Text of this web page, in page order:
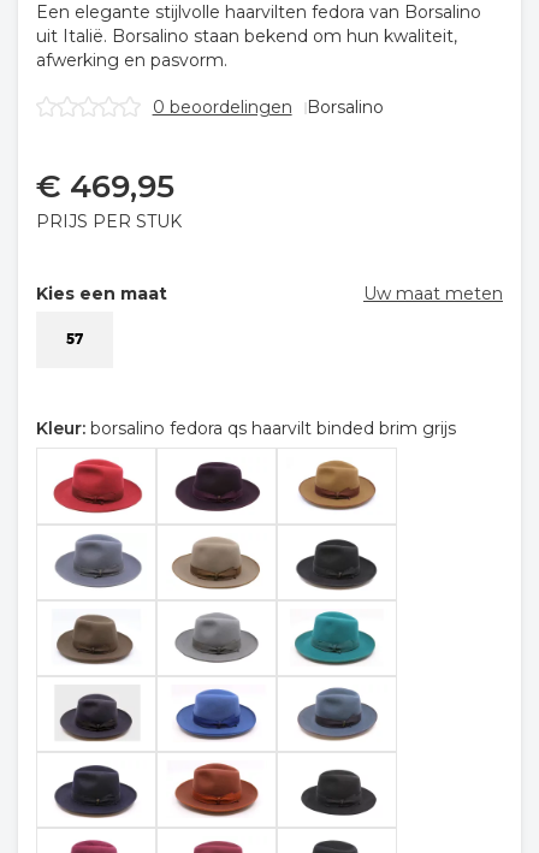
Een elegante stijlvolle haarvilten fedora van Borsalino
uit Italië. Borsalino staan bekend om hun kwaliteit,
afwerking en pasvorm.
0 beoordelingen Borsalino
€ 469,95
PRIJS PER STUK
Kies een maat Uw maat meten
57
Kleur: borsalino fedora qs haarvilt binded brim grijs